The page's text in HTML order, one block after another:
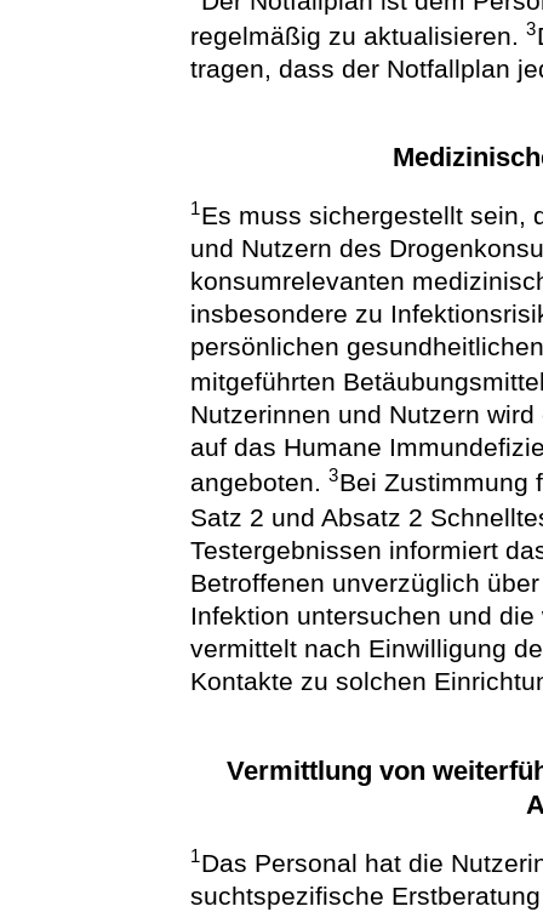
regelmäßig zu aktualisieren.3
tragen, dass der Notfallplan
1Es muss sichergestellt sein,
und Nutzern des
konsumrelevanten
insbesondere zu
persönlichen
mitgeführten
Nutzerinnen und Nutzern
auf das Humane
angeboten.3Bei Zustimmung
Satz 2 und Absatz 2
Testergebnissen informiert
Betroffenen unverzüglich
Infektion untersuchen und
vermittelt nach Einwilligung
Kontakte zu solchen
Vermittlung von
1Das Personal hat die
suchtspezifische